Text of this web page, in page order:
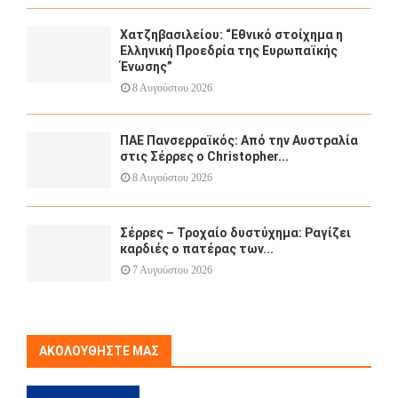
Χατζηβασιλείου: “Εθνικό στοίχημα η
Ελληνική Προεδρία της Ευρωπαϊκής
Ένωσης”
8 Αυγούστου 2026
ΠΑΕ Πανσερραϊκός: Από την Αυστραλία
στις Σέρρες ο Christopher...
8 Αυγούστου 2026
Σέρρες – Τροχαίο δυστύχημα: Ραγίζει
καρδιές ο πατέρας των...
7 Αυγούστου 2026
ΑΚΟΛΟΥΘΉΣΤΕ ΜΑΣ